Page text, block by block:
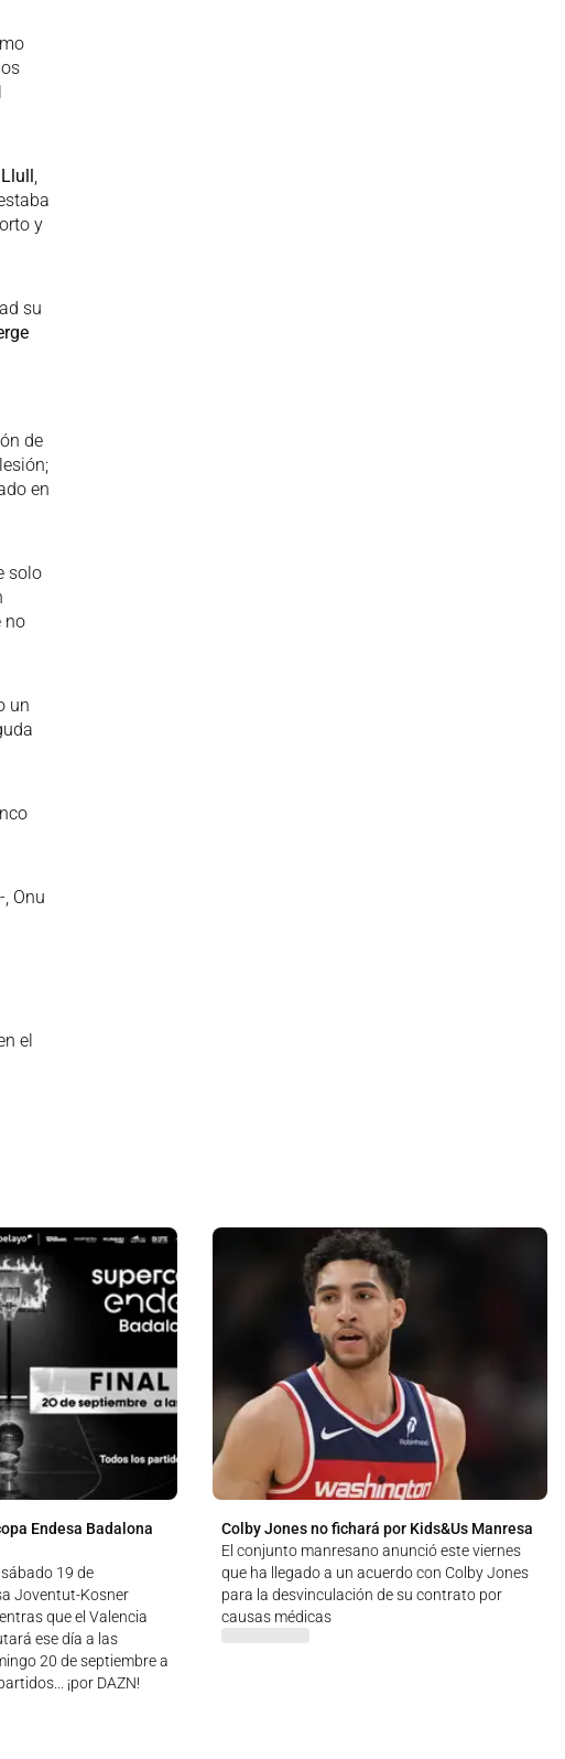
,
y
su
de
en
solo
no
un
Onu
el
Endesa Badalona
19 de
Joventut-Kosner
que el Valencia
ese día a las
20 de septiembre a
¡por DAZN!
Colby Jones no fichará por Kids&Us Manresa
El conjunto manresano anunció este viernes
que ha llegado a un acuerdo con Colby Jones
para la desvinculación de su contrato por
causas médicas